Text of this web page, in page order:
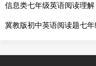
信息类七年级英语阅读理解
冀教版初中英语阅读题七